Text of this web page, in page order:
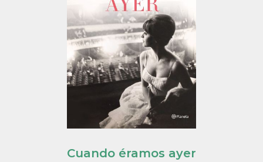
Cuando éramos ayer